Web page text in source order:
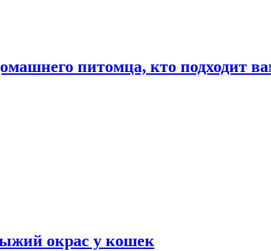
питомца, кто подходит
окрас у кошек